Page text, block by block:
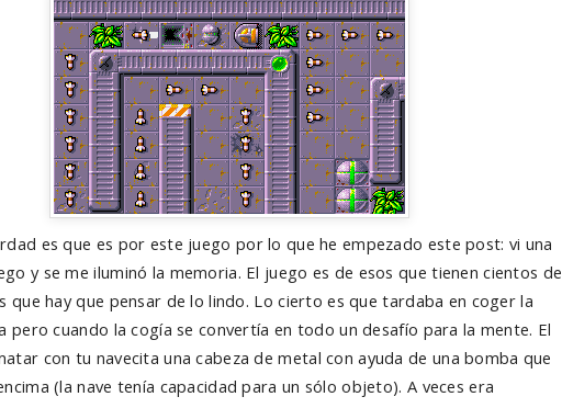
es que es por este juego por lo que he empezado este post: vi una
y se me iluminó la memoria. El juego es de esos que tienen cientos de
que hay que pensar de lo lindo. Lo cierto es que tardaba en coger la
pero cuando la cogía se convertía en todo un desafío para la mente. El
con tu navecita una cabeza de metal con ayuda de una bomba que
(la nave tenía capacidad para un sólo objeto). A veces era